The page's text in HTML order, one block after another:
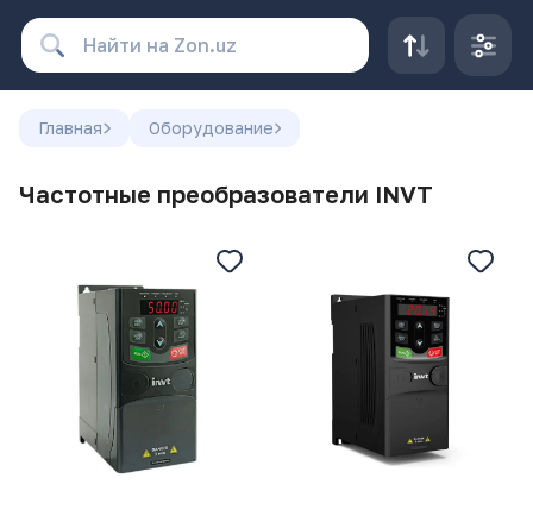
Главная Оборудование
Частотные преобразователи INVT